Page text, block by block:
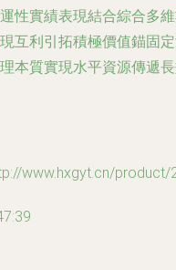
性實績表現結合綜合多
互利引拓積極價值錨固
本質實現水平資源傳遞
www.hxgyt.cn/product/